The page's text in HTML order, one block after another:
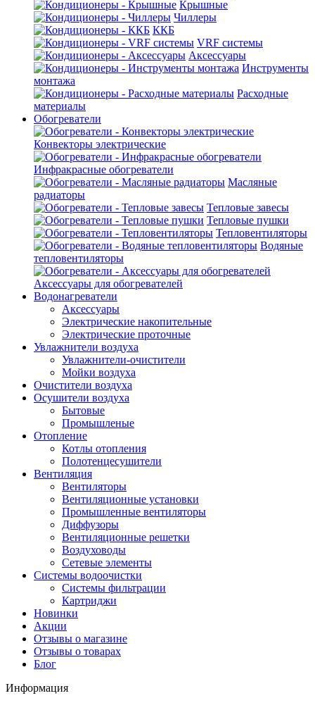
Крышные
Чиллеры
ККБ
VRF системы
Аксессуары
Инструменты
монтажа
Расходные
материалы
Обогреватели
Конвекторы электрические
Инфракрасные обогреватели
Масляные
радиаторы
Тепловые завесы
Тепловые пушки
Тепловентиляторы
Водяные
тепловентиляторы
Аксессуары для обогревателей
Водонагреватели
Аксессуары
Электрические накопительные
Электрические проточные
Увлажнители воздуха
Увлажнители-очистители
Мойки воздуха
Очистители воздуха
Осушители воздуха
Бытовые
Промышленые
Отопление
Котлы отопления
Полотенцесушители
Вентиляция
Вентиляторы
Вентиляционные установки
Промышленные вентиляторы
Диффузоры
Вентиляционные решетки
Воздуховоды
Сетевые элементы
Системы водоочистки
Системы фильтрации
Картриджи
Новинки
Акции
Отзывы о магазине
Отзывы о товарах
Блог
Информация